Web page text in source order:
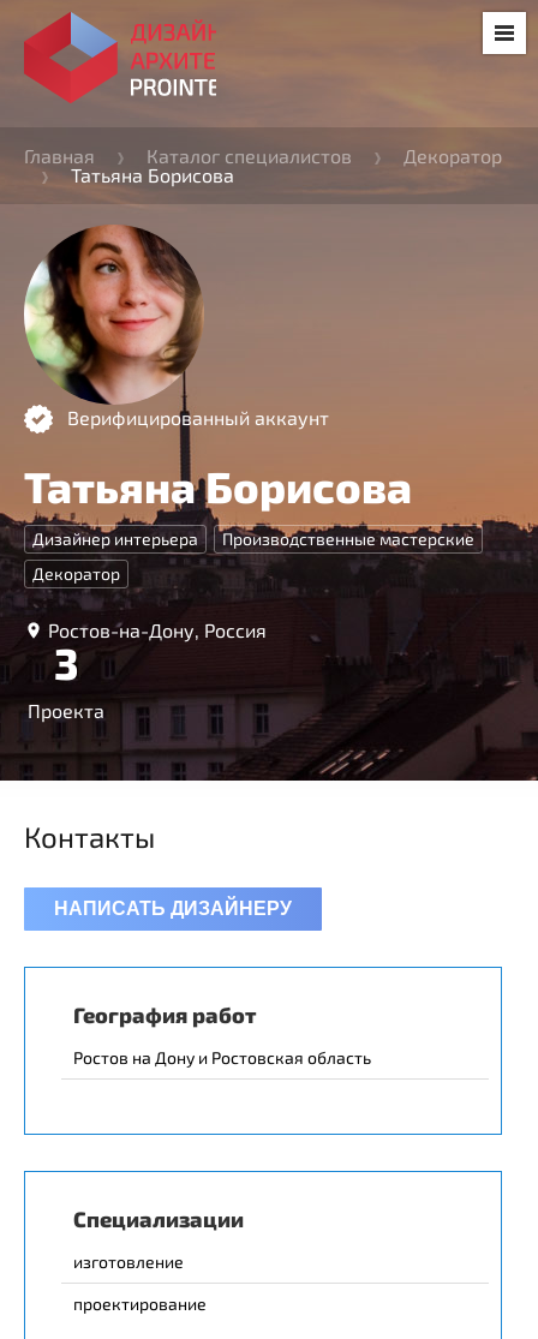
Главная Каталог специалистов
Декоратор
Татьяна Борисова
Верифицированный аккаунт
Татьяна Борисова
Дизайнер интерьера
Производственные мастерские
Декоратор
Ростов-на-Дону, Россия
3
Проекта
Контакты
НАПИСАТЬ ДИЗАЙНЕРУ
География работ
Ростов на Дону и Ростовская область
Специализации
изготовление
проектирование